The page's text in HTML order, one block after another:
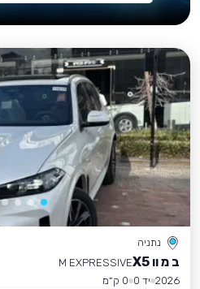
נתניה
ב מ וו X5
M EXPRESSIVE
2026 יד 0
0 ק״מ